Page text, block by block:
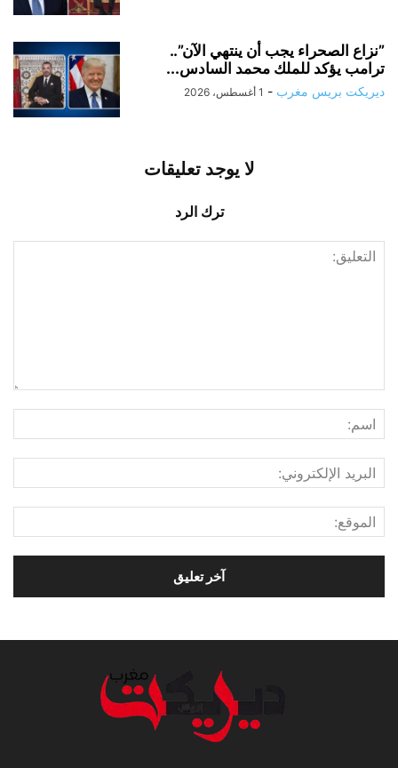
​”نزاع الصحراء يجب أن ينتهي الآن”..
ترامب يؤكد للملك محمد السادس...
ديريكت بريس مغرب - 1 أغسطس، 2026
لا يوجد تعليقات
ترك الرد